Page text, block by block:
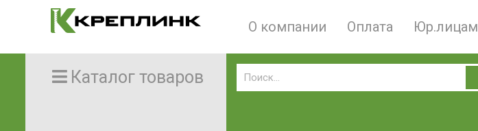
О компании Оплата Юр.лицам
Каталог товаров